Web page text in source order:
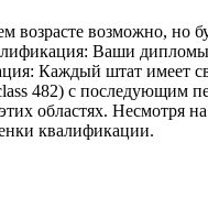
возможно, но
Ваши
Каждый штат имеет
482) с последующим
областях. Несмотря
квалификации.